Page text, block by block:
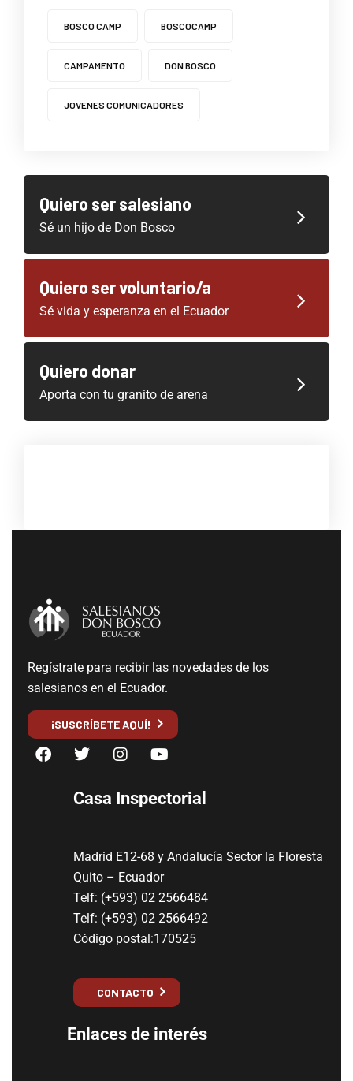
BOSCO CAMP BOSCOCAMP
CAMPAMENTO DON BOSCO
JOVENES COMUNICADORES
Quiero ser salesiano
Sé un hijo de Don Bosco
Quiero ser voluntario/a
Sé vida y esperanza en el Ecuador
Quiero donar
Aporta con tu granito de arena
Regístrate para recibir las novedades de los
salesianos en el Ecuador.
¡SUSCRÍBETE AQUÍ!
Casa Inspectorial
Madrid E12-68 y Andalucía Sector la Floresta
Quito – Ecuador
Telf: (+593) 02 2566484
Telf: (+593) 02 2566492
Código postal:170525
CONTACTO
Enlaces de interés